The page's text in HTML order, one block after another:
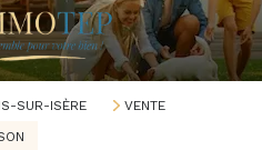
SUR-ISÈRE
VENTE